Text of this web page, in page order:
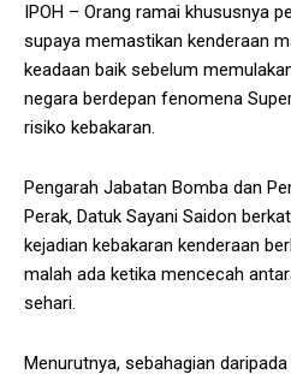
IPOH – Orang ramai khususnya
supaya memastikan kenderaan
keadaan baik sebelum
negara berdepan fenomena
risiko kebakaran.
Pengarah Jabatan Bomba dan
Perak, Datuk Sayani Saidon
kejadian kebakaran kenderaan
malah ada ketika mencecah
sehari.
Menurutnya, sebahagian